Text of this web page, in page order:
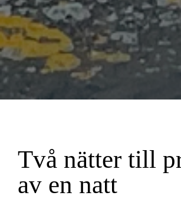
Två nätter till
av en natt